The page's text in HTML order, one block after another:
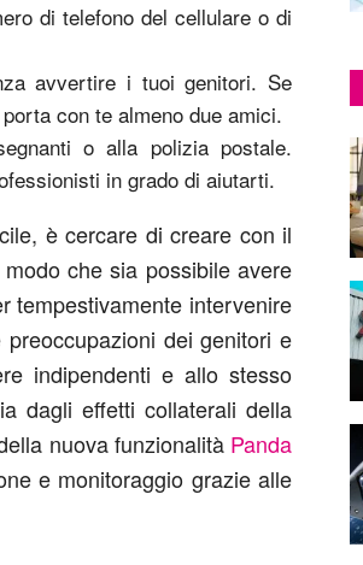
di telefono del cellulare o di
avvertire i tuoi genitori. Se
con te almeno due amici.
o alla polizia postale.
in grado di aiutarti.
è cercare di creare con il
che sia possibile avere
tempestivamente intervenire
dei genitori e
indipendenti e allo stesso
dagli effetti collaterali della
nuova funzionalità Panda
e monitoraggio grazie alle